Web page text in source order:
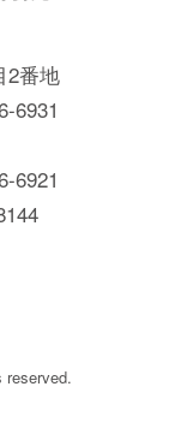
2番地
6931
6921
reserved.